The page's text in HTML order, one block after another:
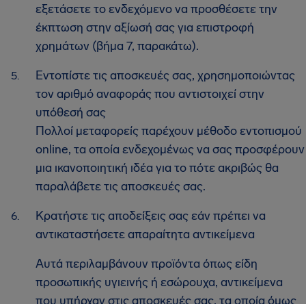
εξετάσετε το ενδεχόμενο να προσθέσετε την
έκπτωση στην αξίωσή σας για επιστροφή
χρημάτων (βήμα 7, παρακάτω).
Εντοπίστε τις αποσκευές σας, χρησημοποιώντας
τον αριθμό αναφοράς που αντιστοιχεί στην
υπόθεσή σας
Πολλοί μεταφορείς παρέχουν μέθοδο εντοπισμού
online, τα οποία ενδεχομένως να σας προσφέρουν
μια ικανοποιητική ιδέα για το πότε ακριβώς θα
παραλάβετε τις αποσκευές σας.
Κρατήστε τις αποδείξεις σας εάν πρέπει να
αντικαταστήσετε απαραίτητα αντικείμενα
Αυτά περιλαμβάνουν προϊόντα όπως είδη
προσωπικής υγιεινής ή εσώρουχα, αντικείμενα
που υπήρχαν στις αποσκευές σας, τα οποία όμως